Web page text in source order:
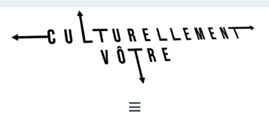
Aller
contenu